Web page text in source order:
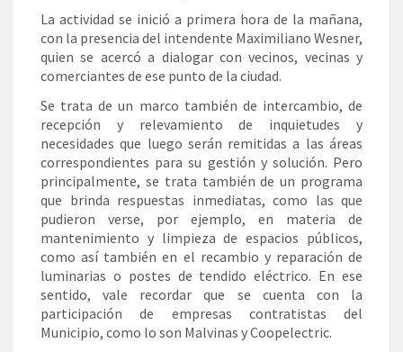
La actividad se inició a primera hora de la mañana,
con la presencia del intendente Maximiliano Wesner,
quien se acercó a dialogar con vecinos, vecinas y
comerciantes de ese punto de la ciudad.
Se trata de un marco también de intercambio, de
recepción y relevamiento de inquietudes y
necesidades que luego serán remitidas a las áreas
correspondientes para su gestión y solución. Pero
principalmente, se trata también de un programa
que brinda respuestas inmediatas, como las que
pudieron verse, por ejemplo, en materia de
mantenimiento y limpieza de espacios públicos,
como así también en el recambio y reparación de
luminarias o postes de tendido eléctrico. En ese
sentido, vale recordar que se cuenta con la
participación de empresas contratistas del
Municipio, como lo son Malvinas y Coopelectric.